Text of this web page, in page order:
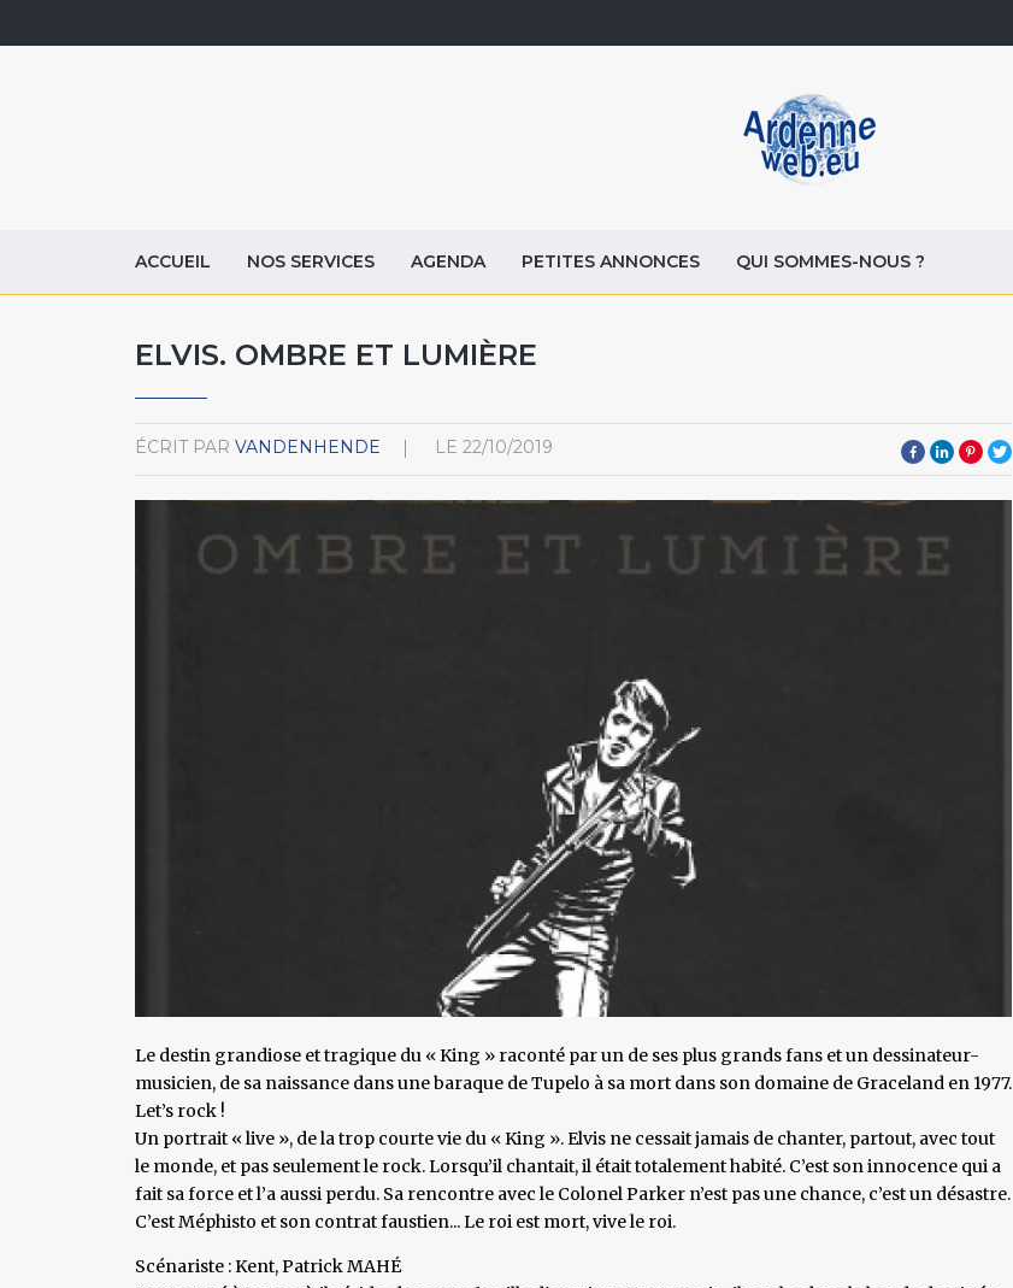
ACCUEIL NOS SERVICES AGENDA PETITES ANNONCES QUI SOMMES-NOUS ?
ELVIS. OMBRE ET LUMIÈRE
ÉCRIT PAR VANDENHENDE LE 22/10/2019
Le destin grandiose et tragique du « King » raconté par un de ses plus grands fans et un dessinateur-
musicien, de sa naissance dans une baraque de Tupelo à sa mort dans son domaine de Graceland en 1977.
Let’s rock !
Un portrait « live », de la trop courte vie du « King ». Elvis ne cessait jamais de chanter, partout, avec tout
le monde, et pas seulement le rock. Lorsqu’il chantait, il était totalement habité. C’est son innocence qui a
fait sa force et l’a aussi perdu. Sa rencontre avec le Colonel Parker n’est pas une chance, c’est un désastre.
C’est Méphisto et son contrat faustien... Le roi est mort, vive le roi.
Scénariste : Kent, Patrick MAHÉ